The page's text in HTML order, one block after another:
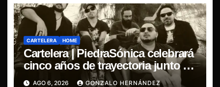
CARTELERA HOME
Cartelera | PiedraSónica celebrará
cinco años de trayectoria junto a
The Ganjas en el Bar de René
AGO 6, 2026 GONZALO HERNÁNDEZ